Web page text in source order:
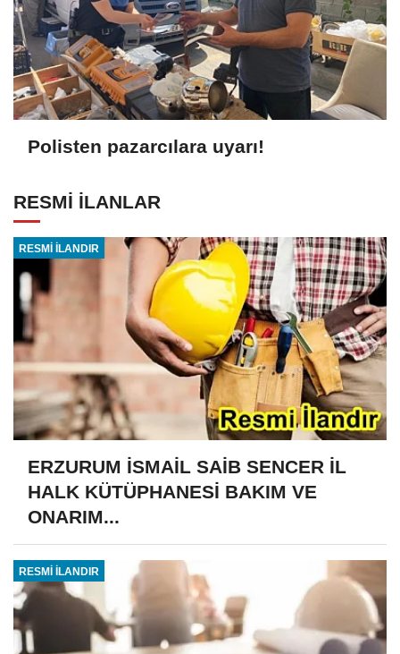
Polisten pazarcılara uyarı!
RESMİ İLANLAR
RESMİ İLANDIR
ERZURUM İSMAİL SAİB SENCER İL
HALK KÜTÜPHANESİ BAKIM VE
ONARIM...
RESMİ İLANDIR